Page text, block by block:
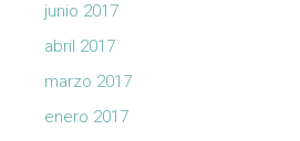
junio 2017
abril 2017
marzo 2017
enero 2017